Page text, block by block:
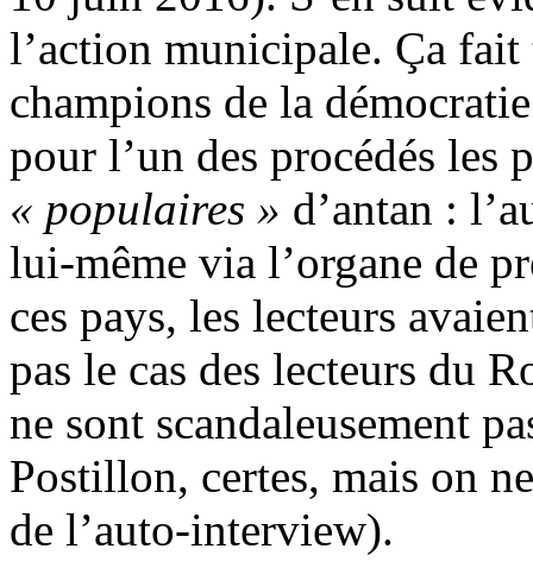
l’action municipale. Ça
champions de la
pour l’un des procédés les
« populaires » d’antan :
lui-même via l’organe de
ces pays, les lecteurs
pas le cas des lecteurs du
ne sont scandaleusement
Postillon, certes, mais on
de l’auto-interview).